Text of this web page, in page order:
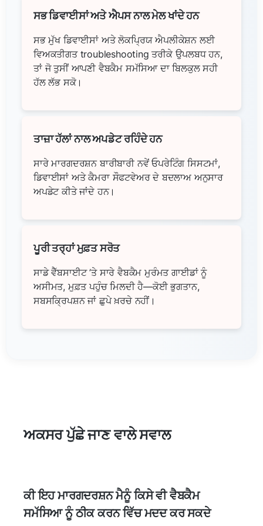
ਸਭ ਡਿਵਾਈਸਾਂ ਅਤੇ ਐਪਸ ਨਾਲ ਮੇਲ ਖਾਂਦੇ ਹਨ
ਸਭ ਮੁੱਖ ਡਿਵਾਈਸਾਂ ਅਤੇ ਲੋਕਪ੍ਰਿਯ ਐਪਲੀਕੇਸ਼ਨ ਲਈ
ਵਿਅਕਤੀਗਤ troubleshooting ਤਰੀਕੇ ਉਪਲਬਧ ਹਨ,
ਤਾਂ ਜੋ ਤੁਸੀਂ ਆਪਣੀ ਵੈਬਕੈਮ ਸਮੱਸਿਆ ਦਾ ਬਿਲਕੁਲ ਸਹੀ
ਹੱਲ ਲੱਭ ਸਕੋ।
ਤਾਜ਼ਾ ਹੱਲਾਂ ਨਾਲ ਅਪਡੇਟ ਰਹਿੰਦੇ ਹਨ
ਸਾਰੇ ਮਾਰਗਦਰਸ਼ਨ ਬਾਰੀਬਾਰੀ ਨਵੇਂ ਓਪਰੇਟਿੰਗ ਸਿਸਟਮਾਂ,
ਡਿਵਾਈਸਾਂ ਅਤੇ ਕੈਮਰਾ ਸੌਫਟਵੇਅਰ ਦੇ ਬਦਲਾਅ ਅਨੁਸਾਰ
ਅਪਡੇਟ ਕੀਤੇ ਜਾਂਦੇ ਹਨ।
ਪੂਰੀ ਤਰ੍ਹਾਂ ਮੁਫ਼ਤ ਸਰੋਤ
ਸਾਡੇ ਵੈੱਬਸਾਈਟ ’ਤੇ ਸਾਰੇ ਵੈਬਕੈਮ ਮੁਰੰਮਤ ਗਾਈਡਾਂ ਨੂੰ
ਅਸੀਮਤ, ਮੁਫ਼ਤ ਪਹੁੰਚ ਮਿਲਦੀ ਹੈ—ਕੋਈ ਭੁਗਤਾਨ,
ਸਬਸਕ੍ਰਿਪਸ਼ਨ ਜਾਂ ਛੁਪੇ ਖ਼ਰਚੇ ਨਹੀਂ।
ਅਕਸਰ ਪੁੱਛੇ ਜਾਣ ਵਾਲੇ ਸਵਾਲ
ਕੀ ਇਹ ਮਾਰਗਦਰਸ਼ਨ ਮੈਨੂੰ ਕਿਸੇ ਵੀ ਵੈਬਕੈਮ
ਸਮੱਸਿਆ ਨੂੰ ਠੀਕ ਕਰਨ ਵਿੱਚ ਮਦਦ ਕਰ ਸਕਦੇ